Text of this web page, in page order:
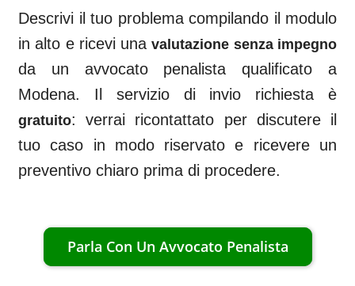
Descrivi il tuo problema compilando il modulo
in alto e ricevi unavalutazione senza impegno
da un avvocato penalista qualificato a
Modena. Il servizio di invio richiesta è
gratuito: verrai ricontattato per discutere il
tuo caso in modo riservato e ricevere un
preventivo chiaro prima di procedere.
Parla Con Un Avvocato Penalista